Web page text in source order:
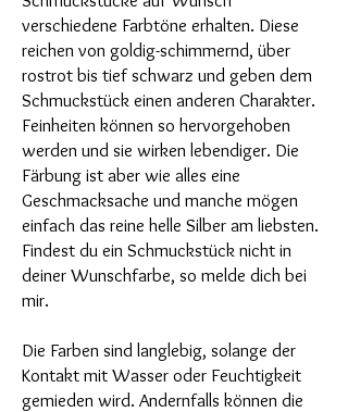
verschiedene Farbtöne erhalten. Diese
reichen von goldig-schimmernd, über
rostrot bis tief schwarz und geben dem
Schmuckstück einen anderen Charakter.
Feinheiten können so hervorgehoben
werden und sie wirken lebendiger. Die
Färbung ist aber wie alles eine
Geschmacksache und manche mögen
einfach das reine helle Silber am liebsten.
Findest du ein Schmuckstück nicht in
deiner Wunschfarbe, so melde dich bei
mir.
Die Farben sind langlebig, solange der
Kontakt mit Wasser oder Feuchtigkeit
gemieden wird. Andernfalls können die